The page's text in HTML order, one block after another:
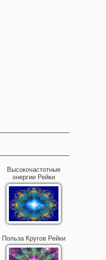
Высокочастотные
энергии Рейки
Польза Кругов Рейки